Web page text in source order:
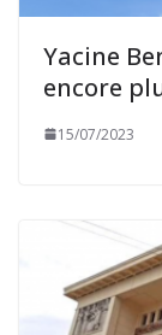
Yacine
encore
15/07/2023